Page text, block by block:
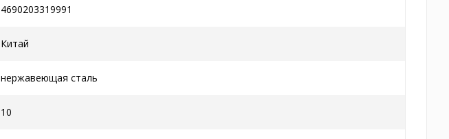
4690203319991
Китай
нержавеющая сталь
10